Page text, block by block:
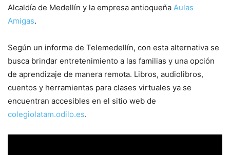
Alcaldía de Medellín y la empresa antioqueña Aulas
Amigas.
Según un informe de Telemedellín, con esta alternativa se
busca brindar entretenimiento a las familias y una opción
de aprendizaje de manera remota. Libros, audiolibros,
cuentos y herramientas para clases virtuales ya se
encuentran accesibles en el sitio web de
colegiolatam.odilo.es.